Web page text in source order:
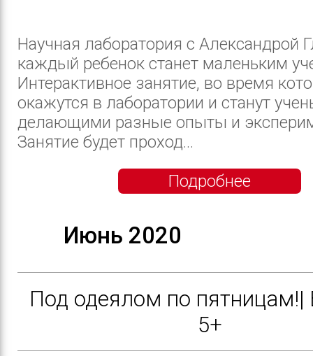
Научная лаборатория с Александрой
каждый ребенок станет маленьким
Интерактивное занятие, во время
окажутся в лаборатории и станут
делающими разные опыты и
Занятие будет проход...
Подробнее
Июнь 2020
Под одеялом по пятницам!|
5+